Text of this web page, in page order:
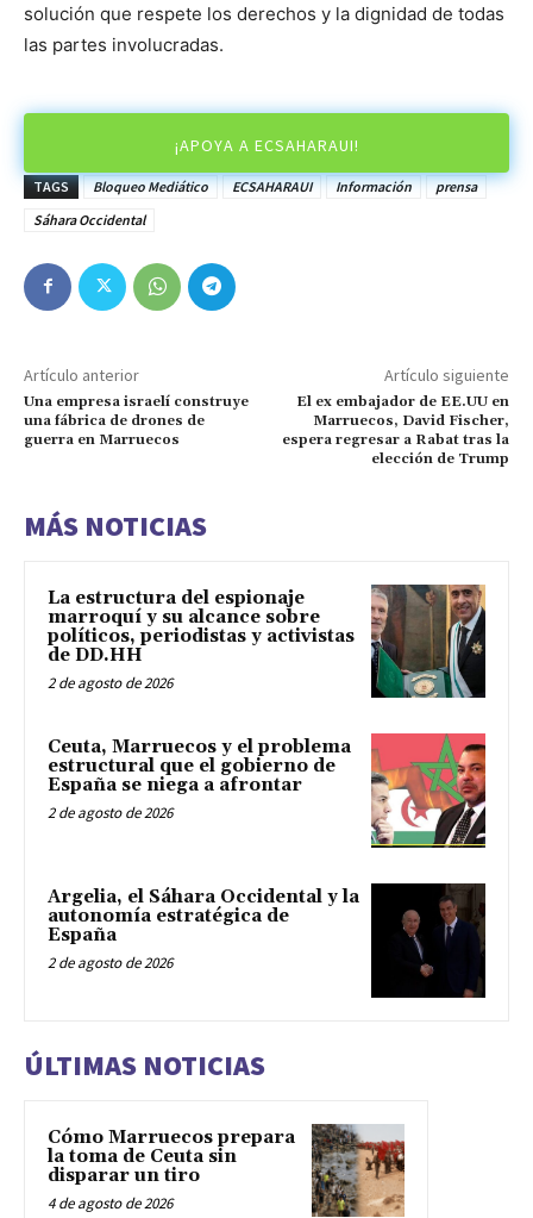
solución que respete los derechos y la dignidad de todas
las partes involucradas.
¡APOYA A ECSAHARAUI!
TAGS Bloqueo Mediático ECSAHARAUI Información
prensa
Sáhara Occidental
Artículo anterior
Una empresa israelí construye
una fábrica de drones de
guerra en Marruecos
Artículo siguiente
El ex embajador de EE.UU en
Marruecos, David Fischer,
espera regresar a Rabat tras la
elección de Trump
MÁS NOTICIAS
La estructura del espionaje
marroquí y su alcance sobre
políticos, periodistas y activistas
de DD.HH
2 de agosto de 2026
Ceuta, Marruecos y el problema
estructural que el gobierno de
España se niega a afrontar
2 de agosto de 2026
Argelia, el Sáhara Occidental y la
autonomía estratégica de
España
2 de agosto de 2026
ÚLTIMAS NOTICIAS
Cómo Marruecos prepara
la toma de Ceuta sin
disparar un tiro
4 de agosto de 2026